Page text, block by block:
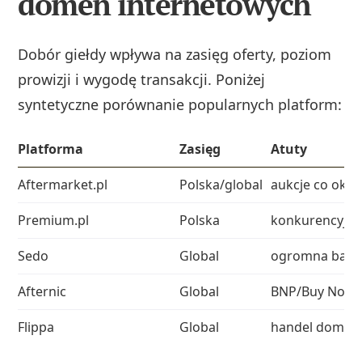
Dobór giełdy wpływa na zasięg oferty, poziom
prowizji i wygodę transakcji. Poniżej
syntetyczne porównanie popularnych platform:
Platforma Zasięg
Atuty
Aftermarket.pl
Polska/global aukcje co ok.
Premium.pl
Polska
Sedo
Global
ogromna
Afternic
Global
BNP/Buy
Flippa
Global
handel